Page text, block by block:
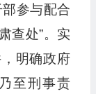
参与配合
查处”。实
明确政府
至刑事责